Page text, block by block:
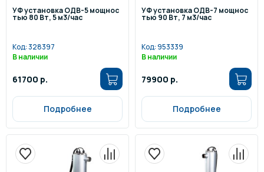
УФ установка ОДВ-5 мощнос
тью 80 Вт, 5 м3/час
Код:328397
В наличии
61700 р.
Подробнее
УФ установка ОДВ-7 мощнос
тью 90 Вт, 7 м3/час
Код:953339
В наличии
79900 р.
Подробнее